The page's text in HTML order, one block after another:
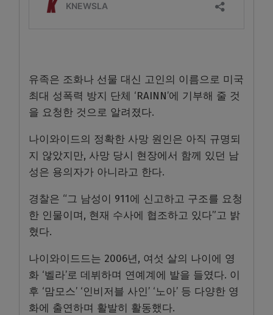
유족은 조화나 선물 대신 고인의 이름으로 미국
최대 성폭력 방지 단체 ‘RAINN’에 기부해 줄 것
을 요청한 것으로 알려졌다.
나이와이드의 정확한 사망 원인은 아직 규명되
지 않았지만, 사망 당시 현장에서 함께 있던 남
성은 용의자가 아니라고 한다.
경찰은 “그 남성이 911에 신고하고 구조를 요청
한 인물이며, 현재 수사에 협조하고 있다”고 밝
혔다.
나이와이드드는 2006년, 여섯 살의 나이에 영
화 ‘벨라’로 데뷔하며 연예계에 발을 들였다. 이
후 ‘맘모스’ ‘인비저블 사인’ ‘노아’ 등 다양한 영
화에 출연하며 활발히 활동했다.